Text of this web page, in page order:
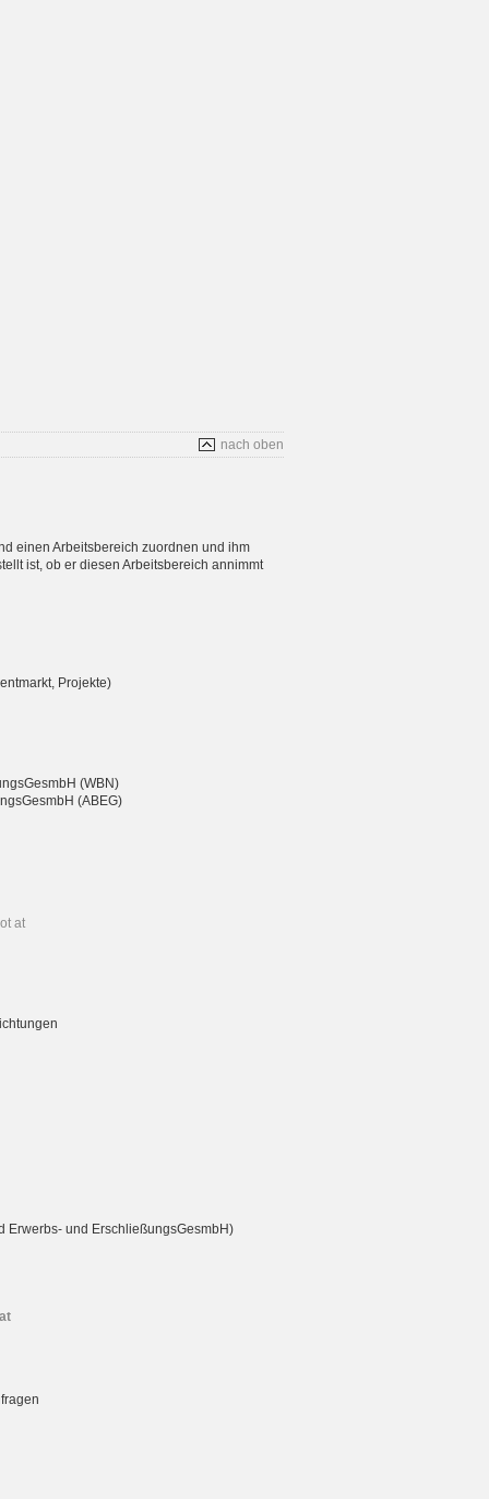
nach oben
einen Arbeitsbereich zuordnen und ihm
ist, ob er diesen Arbeitsbereich annimmt
Projekte)
(WBN)
(ABEG)
at
Erwerbs- und ErschließungsGesmbH)